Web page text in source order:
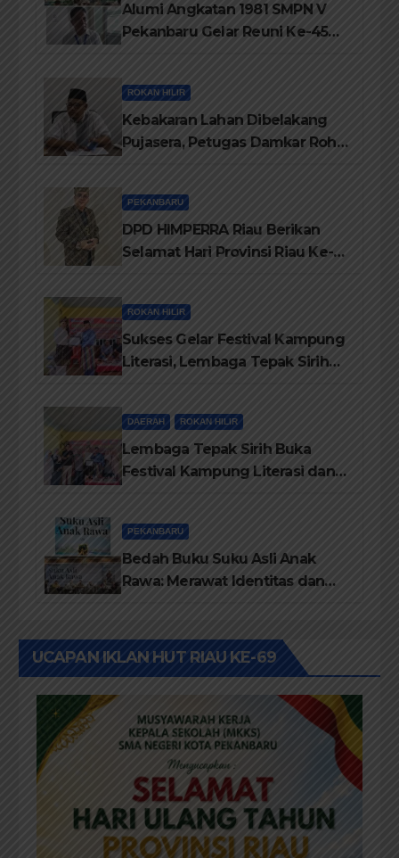
Alumi Angkatan 1981 SMPN V
Pekanbaru Gelar Reuni Ke-45
ROKAN HILIR
Kebakaran Lahan Dibelakang
Pujasera, Petugas Damkar Rohil
PEKANBARU
DPD HIMPERRA Riau Berikan
Selamat Hari Provinsi Riau Ke-
ROKAN HILIR
Sukses Gelar Festival Kampung
Literasi, Lembaga Tepak Sirih
DAERAH ROKAN HILIR
Lembaga Tepak Sirih Buka
Festival Kampung Literasi dan
PEKANBARU
Bedah Buku Suku Asli Anak
Rawa: Merawat Identitas dan
UCAPAN IKLAN HUT RIAU KE-69